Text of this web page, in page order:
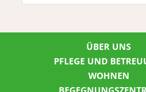
ÜBER UNS
PFLEGE UND
WOHNEN